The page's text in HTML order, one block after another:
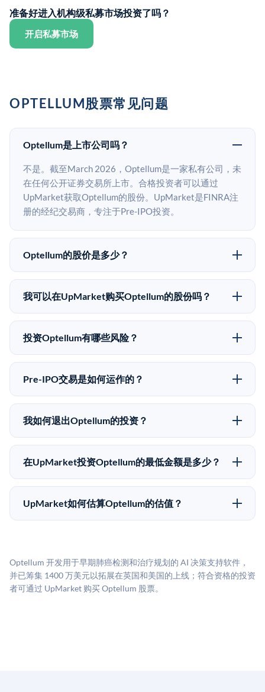
准备好进入机构级私募市场投资了吗？
开启私募市场
OPTELLUM股票常见问题
Optellum是上市公司吗？
不是。截至March 2026，Optellum是一家私有公司，未
在任何公开证券交易所上市。合格投资者可以通过
UpMarket获取Optellum的股份。UpMarket是FINRA注
册的经纪交易商，专注于Pre-IPO投资。
Optellum的股价是多少？
Optellum没有公开股价，因为它是一家私有公司。最近
的已知股价来自其最近一轮融资。 二级市场上的Pre-
有所不同。
我可以在UpMarket购买Optellum的股份吗？
可以。合格投资者可以通过填写本页表单或在
upmarket.co创建账户来表达对Optellum股份的投资意
50,000美元。UpMarket是FINRA注册的经纪交易商，
自2019年以来已经纪超过5亿美元的另类投资。
投资Optellum有哪些风险？
Pre-IPO投资存在重大风险。Optellum的股份流动性
低，意味着没有公开市场可以快速出售。不存在确定的
应做好可能全部损失的准备。私有公司的估值在融资轮
次之间可能大幅波动。投资者应在投资前咨询其财务顾
Pre-IPO交易是如何运作的？
在Pre-IPO交易中，合格投资者通过二级市场平台从现有
股东（如员工、早期投资者或其他持有人）处购买股
为FINRA注册的经纪交易商促成这些交易，代表双方处
理合规、文件和结算事宜。
我如何退出Optellum的投资？
Pre-IPO持股主要有两种退出途径：在二级市场将股份出
售给其他买家，或持有直到公司完成IPO或被收购。两
市场条件。任何退出的时间都是不可预测的，投资者应
做好多年持有的准备。
在UpMarket投资Optellum的最低金额是多少？
UpMarket上大多数Pre-IPO产品的最低投资金额为
50,000美元。具体金额可能因产品和股份供应情况而有
UpMarket如何估算Optellum的估值？
司可比倍数应用私有公司折扣，以反映流动性不足和信
息不对称。此估值不构成投资建议，可能与实际交易价
Optellum 开发用于早期肺癌检测和治疗规划的 AI 决策支持软件，
并已筹集 1400 万美元以拓展在英国和美国的上线；符合资格的投资
者可通过 UpMarket 购买 Optellum 股票。